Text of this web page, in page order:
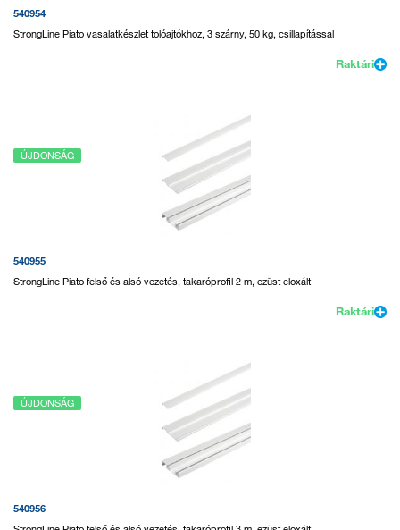
540954
StrongLine Piato vasalatkészlet tolóajtókhoz, 3 szárny, 50 kg, csillapítással
Raktári
ÚJDONSÁG
540955
StrongLine Piato felső és alsó vezetés, takaróprofil 2 m, ezüst eloxált
Raktári
ÚJDONSÁG
540956